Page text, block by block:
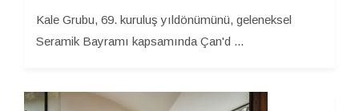
Kale Grubu, 69. kuruluş yıldönümünü, geleneksel
Seramik Bayramı kapsamında Çan'd ...